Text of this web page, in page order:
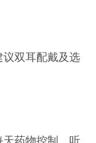
双耳配戴及选